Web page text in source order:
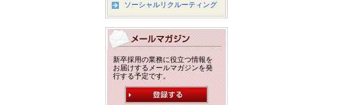
ソーシャルリクルーティング
新卒採用の業務に役立つ情報を
お届けするメールマガジンを発
行する予定です。